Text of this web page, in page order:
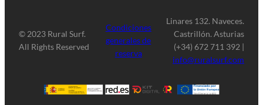
© 2023 Rural Surf.
All Rights Reserved
Condiciones
generales de
reserva
Linares 132. Naveces.
Castrillón. Asturias
(+34) 672 711 392 |
info@ruralsurf.com